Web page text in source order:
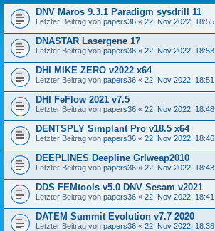
DNV Maros 9.3.1 Paradigm sysdrill 11
Letzter Beitrag von papers36 « 22. Nov 2022, 18:55
DNASTAR Lasergene 17
Letzter Beitrag von papers36 « 22. Nov 2022, 18:53
DHI MIKE ZERO v2022 x64
Letzter Beitrag von papers36 « 22. Nov 2022, 18:51
DHI FeFlow 2021 v7.5
Letzter Beitrag von papers36 « 22. Nov 2022, 18:48
DENTSPLY Simplant Pro v18.5 x64
Letzter Beitrag von papers36 « 22. Nov 2022, 18:46
DEEPLINES Deepline Grlweap2010
Letzter Beitrag von papers36 « 22. Nov 2022, 18:43
DDS FEMtools v5.0 DNV Sesam v2021
Letzter Beitrag von papers36 « 22. Nov 2022, 18:41
DATEM Summit Evolution v7.7 2020
Letzter Beitrag von papers36 « 22. Nov 2022, 18:38